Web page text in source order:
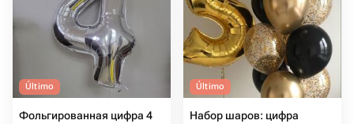
Último
Фольгированная цифра 4
Último
Набор шаров: цифра